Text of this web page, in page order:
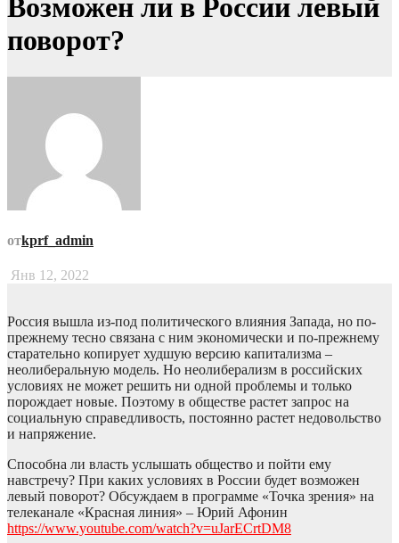
Возможен ли в России левый
поворот?
отkprf_admin
Янв 12, 2022
Россия вышла из-под политического влияния Запада, но по-
прежнему тесно связана с ним экономически и по-прежнему
старательно копирует худшую версию капитализма –
неолиберальную модель. Но неолиберализм в российских
условиях не может решить ни одной проблемы и только
порождает новые. Поэтому в обществе растет запрос на
социальную справедливость, постоянно растет недовольство
и напряжение.
Способна ли власть услышать общество и пойти ему
навстречу? При каких условиях в России будет возможен
левый поворот? Обсуждаем в программе «Точка зрения» на
телеканале «Красная линия» – Юрий Афонин
https://www.youtube.com/watch?v=uJarECrtDM8